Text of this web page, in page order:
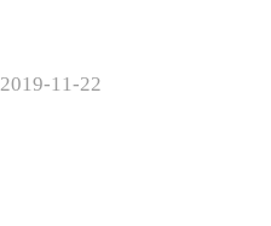
2019-11-22